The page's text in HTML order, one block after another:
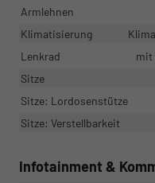
Armlehnen
Klimatisierung
Lenkrad
mit
Sitze
Sitze: Lordosenstütze
Sitze: Verstellbarkeit
Infotainment &